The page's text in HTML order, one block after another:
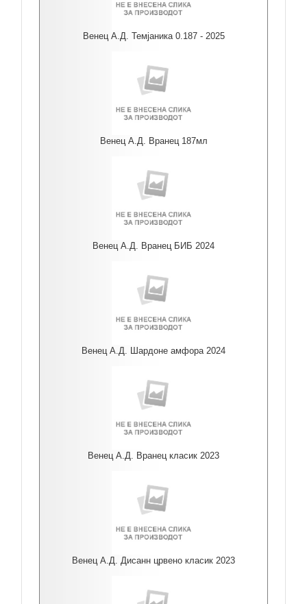
Венец А.Д. Темјаника 0.187 - 2025
Венец А.Д. Вранец 187мл
Венец А.Д. Вранец БИБ 2024
Венец А.Д. Шардоне амфора 2024
Венец А.Д. Вранец класик 2023
Венец А.Д. Дисанн црвено класик 2023